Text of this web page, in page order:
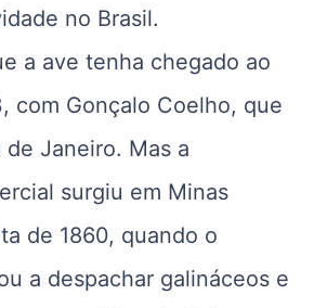
no Brasil.
a ave tenha chegado ao
com Gonçalo Coelho, que
Janeiro. Mas a
surgiu em Minas
de 1860, quando o
a despachar galináceos e